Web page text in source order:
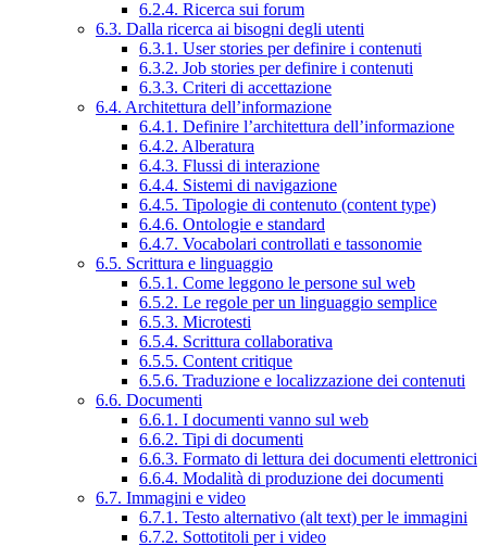
6.2.4. Ricerca sui forum
6.3. Dalla ricerca ai bisogni degli utenti
6.3.1. User stories per definire i contenuti
6.3.2. Job stories per definire i contenuti
6.3.3. Criteri di accettazione
6.4. Architettura dell’informazione
6.4.1. Definire l’architettura dell’informazione
6.4.2. Alberatura
6.4.3. Flussi di interazione
6.4.4. Sistemi di navigazione
6.4.5. Tipologie di contenuto (content type)
6.4.6. Ontologie e standard
6.4.7. Vocabolari controllati e tassonomie
6.5. Scrittura e linguaggio
6.5.1. Come leggono le persone sul web
6.5.2. Le regole per un linguaggio semplice
6.5.3. Microtesti
6.5.4. Scrittura collaborativa
6.5.5. Content critique
6.5.6. Traduzione e localizzazione dei contenuti
6.6. Documenti
6.6.1. I documenti vanno sul web
6.6.2. Tipi di documenti
6.6.3. Formato di lettura dei documenti elettronici
6.6.4. Modalità di produzione dei documenti
6.7. Immagini e video
6.7.1. Testo alternativo (alt text) per le immagini
6.7.2. Sottotitoli per i video